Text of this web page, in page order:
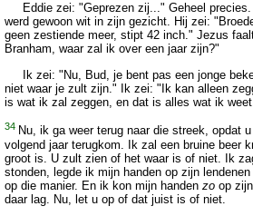
Eddie zei: "Geprezen zij..." Geheel precies.
werd gewoon wit in zijn gezicht. Hij zei:
geen zestiende meer, stipt 42 inch." Jezus
Branham, waar zal ik over een jaar zijn?"
Ik zei: "Nu, Bud, je bent pas een jonge
niet waar je zult zijn." Ik zei: "Ik kan alleen
is wat ik zal zeggen, en dat is alles wat ik
34 Nu, ik ga weer terug naar die streek, opdat
volgend jaar terugkom. Ik zal een bruine beer
groot is. U zult zien of het waar is of niet. Ik
stonden, legde ik mijn handen op zijn
op die manier. En ik kon mijn handen zo op
daar lag. Nu, let u op of dat juist is of niet.